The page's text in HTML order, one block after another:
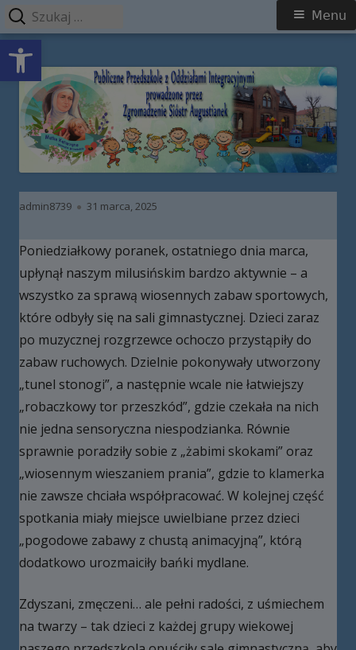
Open toolbar
Przeskocz
treści
Publiczne Przedszkole z Oddziałami
Integracyjnymi prowadzone przez
Zgromadzenie Sióstr Augustianek
Menu
główne
Menu
Autor
admin8739 Opublikowano
31 marca, 2025
Poniedziałkowy poranek, ostatniego dnia marca,
upłynął naszym milusińskim bardzo aktywnie – a
wszystko za sprawą wiosennych zabaw sportowych,
które odbyły się na sali gimnastycznej. Dzieci zaraz
po muzycznej rozgrzewce ochoczo przystąpiły do
zabaw ruchowych. Dzielnie pokonywały utworzony
„tunel stonogi”, a następnie wcale nie łatwiejszy
„robaczkowy tor przeszkód”, gdzie czekała na nich
nie jedna sensoryczna niespodzianka. Równie
sprawnie poradziły sobie z „żabimi skokami” oraz
„wiosennym wieszaniem prania”, gdzie to klamerka
nie zawsze chciała współpracować. W kolejnej część
spotkania miały miejsce uwielbiane przez dzieci
„pogodowe zabawy z chustą animacyjną”, którą
dodatkowo urozmaiciły bańki mydlane.
Zdyszani, zmęczeni… ale pełni radości, z uśmiechem
na twarzy – tak dzieci z każdej grupy wiekowej